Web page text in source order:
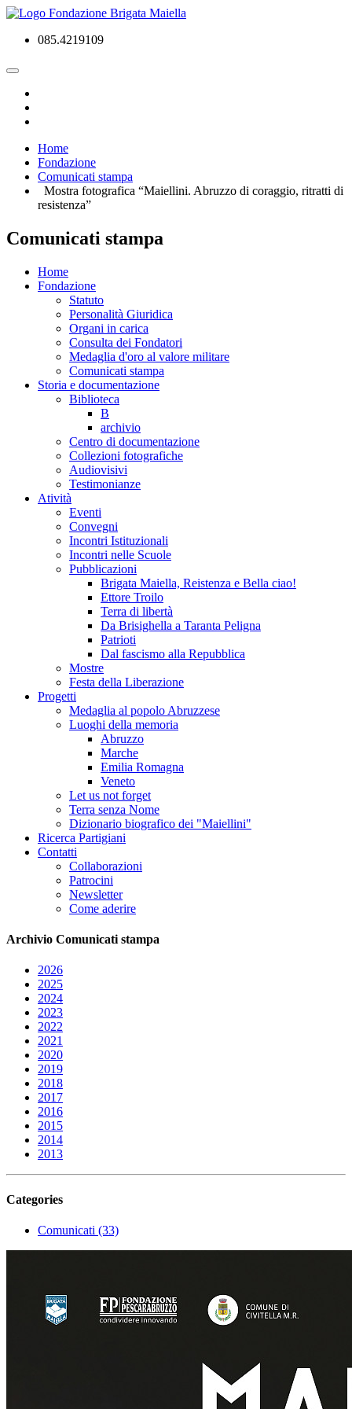
085.4219109
Home
Fondazione
Comunicati stampa
Mostra fotografica “Maiellini. Abruzzo di coraggio, ritratti di
resistenza”
Comunicati stampa
Home
Fondazione
Statuto
Personalità Giuridica
Organi in carica
Consulta dei Fondatori
Medaglia d'oro al valore militare
Comunicati stampa
Storia e documentazione
Biblioteca
B
archivio
Centro di documentazione
Collezioni fotografiche
Audiovisivi
Testimonianze
Atività
Eventi
Convegni
Incontri Istituzionali
Incontri nelle Scuole
Pubblicazioni
Brigata Maiella, Reistenza e Bella ciao!
Ettore Troilo
Terra di libertà
Da Brisighella a Taranta Peligna
Patrioti
Dal fascismo alla Repubblica
Mostre
Festa della Liberazione
Progetti
Medaglia al popolo Abruzzese
Luoghi della memoria
Abruzzo
Marche
Emilia Romagna
Veneto
Let us not forget
Terra senza Nome
Dizionario biografico dei "Maiellini"
Ricerca Partigiani
Contatti
Collaborazioni
Patrocini
Newsletter
Come aderire
Archivio Comunicati stampa
2026
2025
2024
2023
2022
2021
2020
2019
2018
2017
2016
2015
2014
2013
Categories
Comunicati (33)